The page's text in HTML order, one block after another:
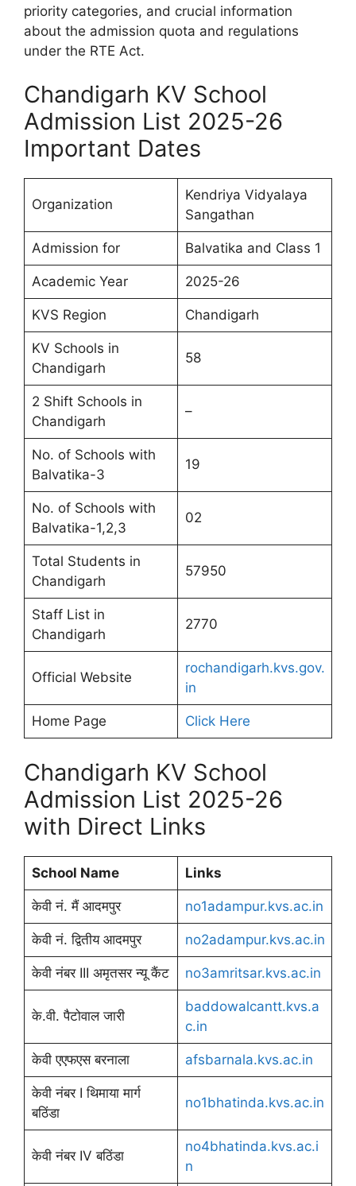
priority categories, and crucial information
about the admission quota and regulations
under the RTE Act.
Chandigarh KV School
Admission List 2025-26
Important Dates
Organization
Kendriya Vidyalaya
Sangathan
Admission for Balvatika and Class 1
Academic Year 2025-26
KVS Region Chandigarh
KV Schools in
Chandigarh
58
2 Shift Schools in
Chandigarh
–
No. of Schools with
Balvatika-3
19
No. of Schools with
Balvatika-1,2,3
02
Total Students in
Chandigarh
57950
Staff List in
Chandigarh
2770
Official Website
rochandigarh.kvs.gov.
in
Home Page Click Here
Chandigarh KV School
Admission List 2025-26
with Direct Links
School Name Links
केवी नं. मैं आदमपुर no1adampur.kvs.ac.in
केवी नं. द्वितीय आदमपुर no2adampur.kvs.ac.in
केवी नंबर III अमृतसर न्यू कैंट no3amritsar.kvs.ac.in
के.वी. पैटोवाल जारी
baddowalcantt.kvs.a
c.in
केवी एएफएस बरनाला afsbarnala.kvs.ac.in
केवी नंबर I थिमाया मार्ग
बठिंडा
no1bhatinda.kvs.ac.in
केवी नंबर IV बठिंडा
no4bhatinda.kvs.ac.i
n